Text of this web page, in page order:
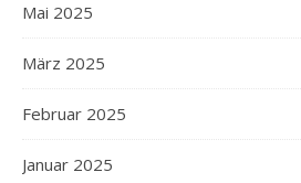
Mai 2025
März 2025
Februar 2025
Januar 2025